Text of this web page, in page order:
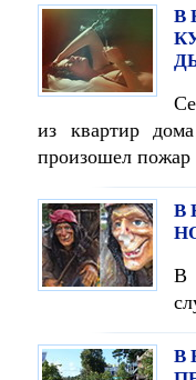
В
из квартир
произошел пожар
В
В
В